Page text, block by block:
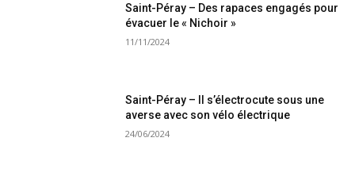
Saint-Péray – Des rapaces engagés pour
évacuer le « Nichoir »
11/11/2024
Saint-Péray – Il s’électrocute sous une
averse avec son vélo électrique
24/06/2024